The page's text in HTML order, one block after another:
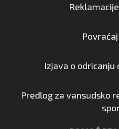
Izjava o
Predlog za vansudsko